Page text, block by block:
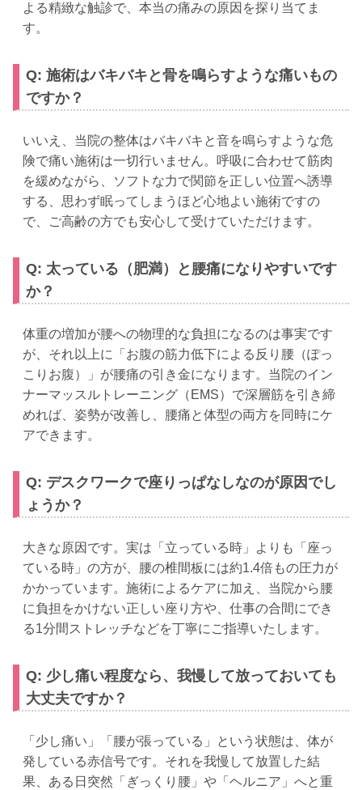
よる精緻な触診で、本当の痛みの原因を探り当てま
す。
Q: 施術はバキバキと骨を鳴らすような痛いもの
ですか？
いいえ、当院の整体はバキバキと音を鳴らすような危
険で痛い施術は一切行いません。呼吸に合わせて筋肉
を緩めながら、ソフトな力で関節を正しい位置へ誘導
する、思わず眠ってしまうほど心地よい施術ですの
で、ご高齢の方でも安心して受けていただけます。
Q: 太っている（肥満）と腰痛になりやすいです
か？
体重の増加が腰への物理的な負担になるのは事実です
が、それ以上に「お腹の筋力低下による反り腰（ぽっ
こりお腹）」が腰痛の引き金になります。当院のイン
ナーマッスルトレーニング（EMS）で深層筋を引き締
めれば、姿勢が改善し、腰痛と体型の両方を同時にケ
アできます。
Q: デスクワークで座りっぱなしなのが原因でし
ょうか？
大きな原因です。実は「立っている時」よりも「座っ
ている時」の方が、腰の椎間板には約1.4倍もの圧力が
かかっています。施術によるケアに加え、当院から腰
に負担をかけない正しい座り方や、仕事の合間にでき
る1分間ストレッチなどを丁寧にご指導いたします。
Q: 少し痛い程度なら、我慢して放っておいても
大丈夫ですか？
「少し痛い」「腰が張っている」という状態は、体が
発している赤信号です。それを我慢して放置した結
果、ある日突然「ぎっくり腰」や「ヘルニア」へと重